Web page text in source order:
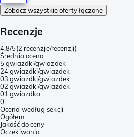
Zobacz wszystkie oferty łączone
Recenzje
4.8/5(2 recenzje/recenzji)
Średnia ocena
5 gwiazdki/gwiazdek
24 gwiazdki/gwiazdek
03 gwiazdki/gwiazdek
02 gwiazdki/gwiazdek
01 gwiazdka
0
Ocena według sekcji
Ogółem
Jakość do ceny
Oczekiwania